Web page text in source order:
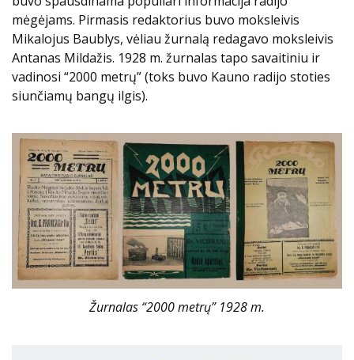
mėgėjams. Pirmasis redaktorius buvo moksleivis
Mikalojus Baublys, vėliau žurnalą redagavo moksleivis
Antanas Mildažis. 1928 m. žurnalas tapo savaitiniu ir
vadinosi “2000 metrų” (toks buvo Kauno radijo stoties
siunčiamų bangų ilgis).
Žurnalas “2000 metrų” 1928 m.